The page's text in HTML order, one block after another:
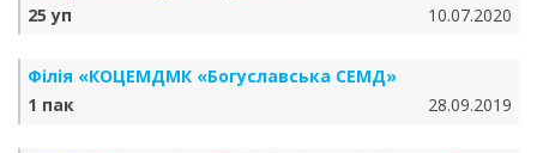
25 уп
10.07.2020
Філія «КОЦЕМДМК «Богуславська СЕМД»
1 пак
28.09.2019